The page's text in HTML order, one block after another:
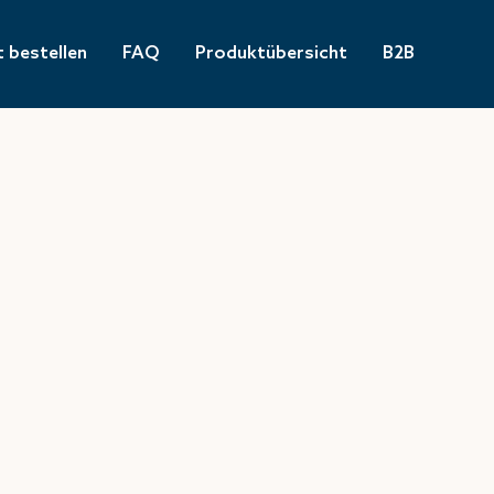
bestellen FAQ Produktübersicht B2B